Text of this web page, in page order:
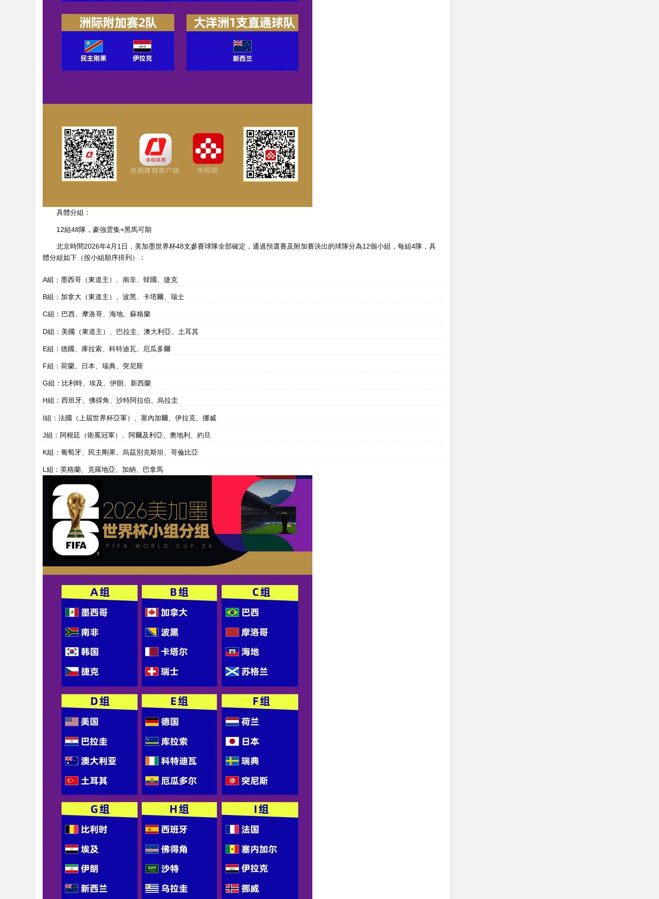
具體分組：
12組48隊，豪強雲集+黑馬可期
北京時間2026年4月1日， 美加墨世界杯48支參賽球隊全部確定，通過預選賽及附加賽決出的球隊分為12個小組，每組4隊，具
體分組如下（按小組順序排列）：
A組：墨西哥（東道主）、南非、韓國、捷克
B組：加拿大（東道主）、波黑、卡塔爾、瑞士
C組：巴西、摩洛哥、海地、蘇格蘭
D組：美國（東道主）、巴拉圭、澳大利亞、土耳其
E組：德國、庫拉索、科特迪瓦、厄瓜多爾
F組：荷蘭、日本、瑞典、突尼斯
G組：比利時、埃及、伊朗、新西蘭
H組：西班牙、佛得角、沙特阿拉伯、烏拉圭
I組：法國（上屆世界杯亞軍）、塞內加爾、伊拉克、挪威
J組：阿根廷（衛冕冠軍）、阿爾及利亞、奧地利、約旦
K組：葡萄牙、民主剛果、烏茲別克斯坦、哥倫比亞
L組：英格蘭、克羅地亞、加納、巴拿馬